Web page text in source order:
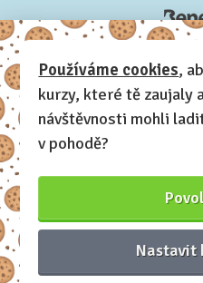
Sdílíme
Používáme cookies,
kurzy, které tě zaujaly
návštěvnosti mohli
v pohodě?
Nastavit